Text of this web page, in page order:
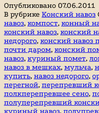
навоза!
Акция!
Перегной
150
руб.
мешок
Опубликовано 07.06.2011
В рубрике Конский навоз
навоз, компост, конный
конский навоз, конский
недорого, конский навоз
почти даром, конский
навоз, куриный помет,
навоз в мешках, мульча,
купить, навоз недорого,
перегной, перепревший
полкперепревшее сено,
полуперепревший
куриный навоз,